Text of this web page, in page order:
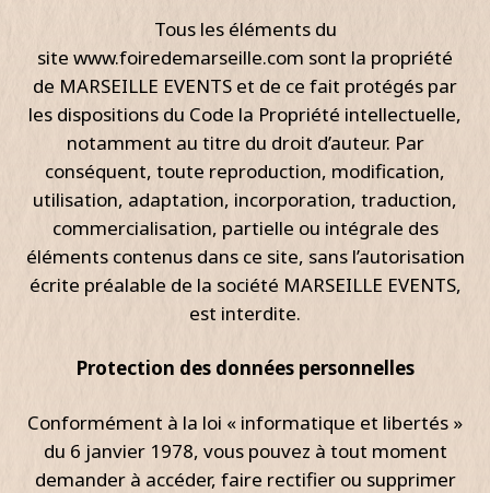
Tous les éléments du
site www.foiredemarseille.com sont la propriété
de MARSEILLE EVENTS et de ce fait protégés par
les dispositions du Code la Propriété intellectuelle,
notamment au titre du droit d’auteur. Par
conséquent, toute reproduction, modification,
utilisation, adaptation, incorporation, traduction,
commercialisation, partielle ou intégrale des
éléments contenus dans ce site, sans l’autorisation
écrite préalable de la société MARSEILLE EVENTS,
est interdite.
Protection des données personnelles
Conformément à la loi « informatique et libertés »
du 6 janvier 1978, vous pouvez à tout moment
demander à accéder, faire rectifier ou supprimer